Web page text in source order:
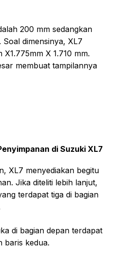
200 mm sedangkan
Soal dimensinya, XL7
X 1.710 mm.
membuat tampilannya
di Suzuki XL7
XL7 menyediakan begitu
Jika diteliti lebih lanjut,
terdapat tiga di bagian
di bagian depan terdapat
baris kedua.